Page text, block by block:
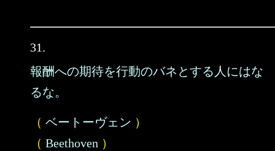
31.
報酬への期待を行動のバネとする人にはな
るな。
（ ベートーヴェン ）
（ Beethoven ）